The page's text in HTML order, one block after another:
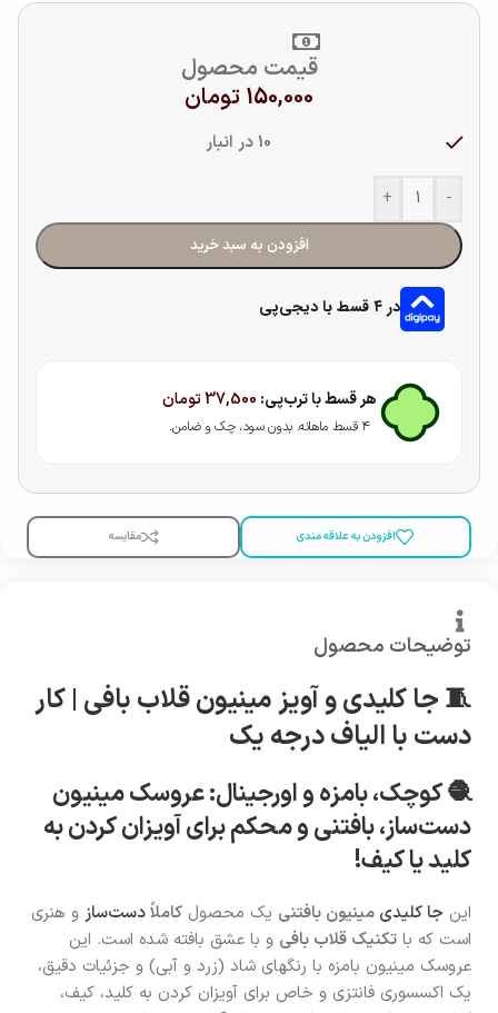
قیمت محصول
150,000 تومان
10 در انبار
-
+
افزودن به سبد خرید
در ۴ قسط با دیجی‌پی
هر قسط با ترب‌پی: 37,500تومان
۴ قسط ماهانه. بدون سود، چک و ضامن.
افزودن به علاقه مندی مقایسه
توضیحات محصول
🧵 جا کلیدی و آویز مینیون قلاب بافی | کار
دست با الیاف درجه یک
🧶 کوچک، بامزه و اورجینال: عروسک مینیون
دست‌ساز، بافتنی و محکم برای آویزان کردن به
کلید یا کیف!
این جا کلیدی مینیون بافتنی یک محصول کاملاًدست‌ساز و هنری
است که با تکنیک قلاب بافی و با عشق بافته شده است. این
عروسک مینیون بامزه با رنگهای شاد (زرد و آبی) و جزئیات دقیق،
یک اکسسوری فانتزی و خاص برای آویزان کردن به کلید، کیف،